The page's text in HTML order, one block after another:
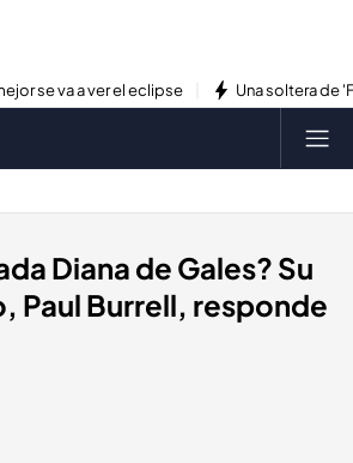
se va a ver el eclipse Una soltera de
Diana de Gales? Su
Paul Burrell, responde